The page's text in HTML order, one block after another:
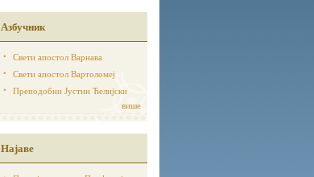
Азбучник
Свети апостол Варнава
Свети апостол Вартоломеј
Преподобни Јустин Ћелијски
више
Најаве